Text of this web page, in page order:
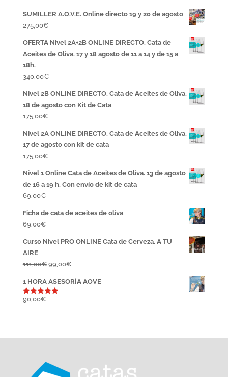
SUMILLER A.O.V.E. Online directo 19 y 20 de agosto
275,00€
OFERTA Nivel 2A+2B ONLINE DIRECTO. Cata de
Aceites de Oliva. 17 y 18 agosto de 11 a 14 y de 15 a
18h.
340,00€
Nivel 2B ONLINE DIRECTO. Cata de Aceites de Oliva.
18 de agosto con Kit de Cata
175,00€
Nivel 2A ONLINE DIRECTO. Cata de Aceites de Oliva.
17 de agosto con kit de cata
175,00€
Nivel 1 Online Cata de Aceites de Oliva. 13 de agosto
de 16 a 19 h. Con envío de kit de cata
69,00€
Ficha de cata de aceites de oliva
69,00€
Curso Nivel PRO ONLINE Cata de Cerveza. A TU
AIRE
111,00€ El
original
99,00€El
actual
1 HORA ASESORÍA AOVE
Valorado
90,00€